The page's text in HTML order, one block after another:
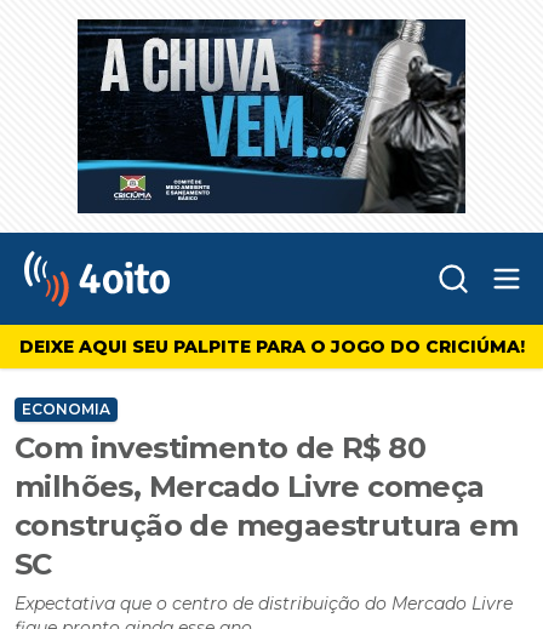
4oito
DEIXE AQUI SEU PALPITE PARA O JOGO DO CRICIÚMA!
ECONOMIA
Com investimento de R$ 80
milhões, Mercado Livre começa
construção de megaestrutura em
SC
Expectativa que o centro de distribuição do Mercado Livre